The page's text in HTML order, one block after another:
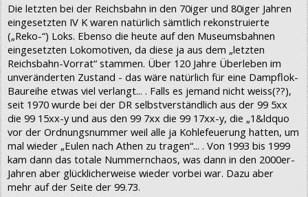
Die letzten bei der Reichsbahn in den 70iger und 80iger Jahren
eingesetzten IV K waren natürlich sämtlich rekonstruierte
(„Reko-“) Loks. Ebenso die heute auf den Museumsbahnen
eingesetzten Lokomotiven, da diese ja aus dem „letzten
Reichsbahn-Vorrat“ stammen. Über 120 Jahre Überleben im
unveränderten Zustand - das wäre natürlich für eine Dampflok-
Baureihe etwas viel verlangt... . Falls es jemand nicht weiss(??),
seit 1970 wurde bei der DR selbstverständlich aus der 99 5xx
die 99 15xx-y und aus den 99 7xx die 99 17xx-y, die „1&ldquo
vor der Ordnungsnummer weil alle ja Kohlefeuerung hatten, um
mal wieder „Eulen nach Athen zu tragen“... . Von 1993 bis 1999
kam dann das totale Nummernchaos, was dann in den 2000er-
Jahren aber glücklicherweise wieder vorbei war. Dazu aber
mehr auf der Seite der 99.73.